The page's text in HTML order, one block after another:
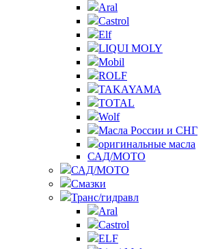
Aral
Castrol
Elf
LIQUI MOLY
Mobil
ROLF
TAKAYAMA
TOTAL
Wolf
Масла России и СНГ
оригинальные масла
САД/МОТО
САД/МОТО
Смазки
Транс/гидравл
Aral
Castrol
ELF